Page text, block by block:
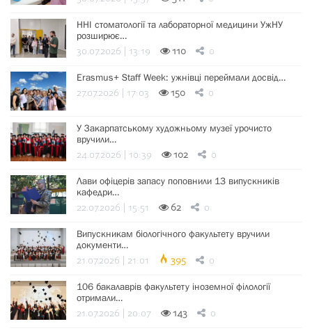
ННІ стоматології та лабораторної медицини УжНУ
розширює…
30.07.2026 | 13:19 110 0
Erasmus+ Staff Week: ужнівці переймали досвід…
27.07.2026 | 17:03 150 0
У Закарпатському художньому музеї урочисто
вручили…
24.07.2026 | 10:39 102 0
Лави офіцерів запасу поповнили 13 випускників
кафедри…
22.07.2026 | 15:51 62 0
Випускникам біологічного факультету вручили
документи…
21.07.2026 | 21:01 395 0
106 бакалаврів факультету іноземної філології
отримали…
21.07.2026 | 20:07 143 0